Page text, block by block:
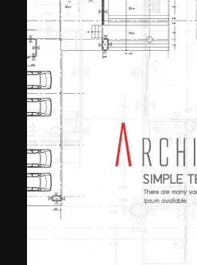
日本語
Copyright © 2010-